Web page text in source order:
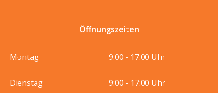
Öffnungszeiten
Montag 9:00 - 17:00 Uhr
Dienstag 9:00 - 17:00 Uhr